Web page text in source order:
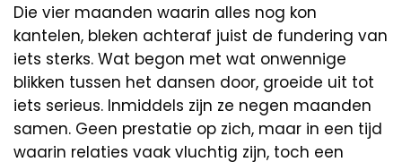
Die vier maanden waarin alles nog kon
kantelen, bleken achteraf juist de fundering van
iets sterks. Wat begon met wat onwennige
blikken tussen het dansen door, groeide uit tot
iets serieus. Inmiddels zijn ze negen maanden
samen. Geen prestatie op zich, maar in een tijd
waarin relaties vaak vluchtig zijn, toch een